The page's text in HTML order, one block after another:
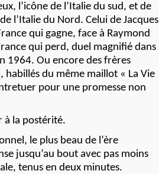
l’icône de l’Italie du sud, et de
l’Italie du Nord. Celui de Jacques
qui gagne, face à Raymond
qui perd, duel magnifié dans
1964. Ou encore des frères
du même maillot « La Vie
pour une promesse non
à la postérité.
le plus beau de l’ère
jusqu’au bout avec pas moins
tenus en deux minutes.